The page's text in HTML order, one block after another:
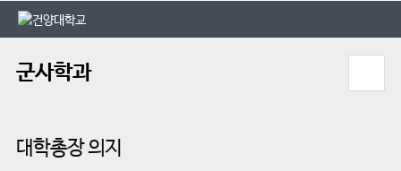
본문 바로가기
대메뉴 바로가기
군사학과
대학총장 의지